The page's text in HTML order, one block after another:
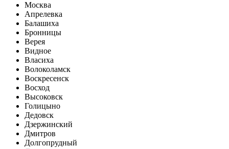
Москва
Апрелевка
Балашиха
Бронницы
Верея
Видное
Власиха
Волоколамск
Воскресенск
Восход
Высоковск
Голицыно
Дедовск
Дзержинский
Дмитров
Долгопрудный